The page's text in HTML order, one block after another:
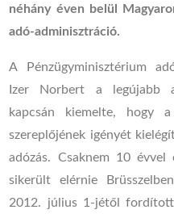
néhány éven belül
adó-adminisztráció.
A Pénzügyminisztérium
Izer Norbert a legújabb
kapcsán kiemelte, hogy
szereplőjének igényét
adózás. Csaknem 10
sikerült elérnie
2012. július 1-jétől